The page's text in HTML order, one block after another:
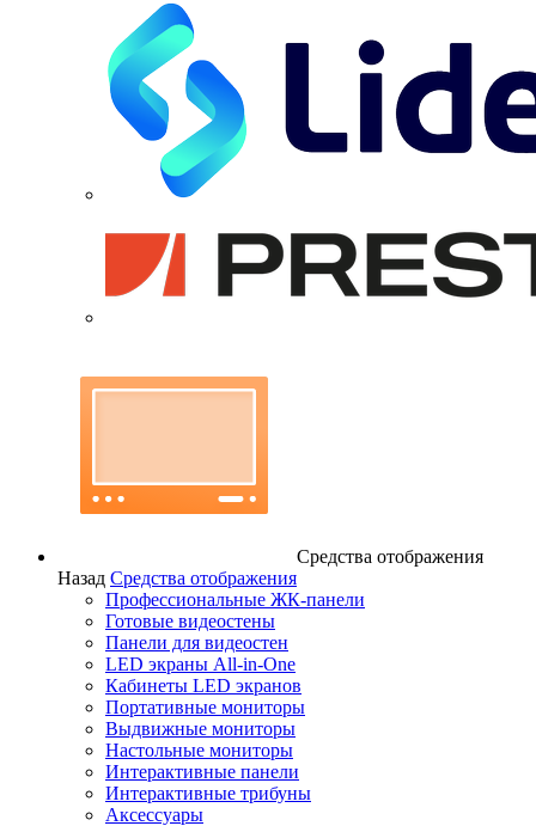
Средства отображения
Назад Средства отображения
Профессиональные ЖК-панели
Готовые видеостены
Панели для видеостен
LED экраны All-in-One
Кабинеты LED экранов
Портативные мониторы
Выдвижные мониторы
Настольные мониторы
Интерактивные панели
Интерактивные трибуны
Аксессуары